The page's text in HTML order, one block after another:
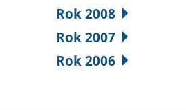
Rok 2008
Rok 2007
Rok 2006